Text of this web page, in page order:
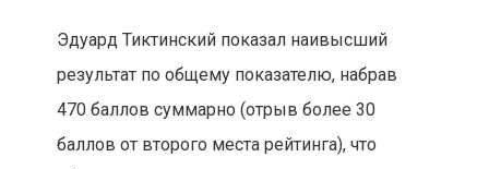
Эдуард Тиктинский показал наивысший
результат по общему показателю, набрав
470 баллов суммарно (отрыв более 30
баллов от второго места рейтинга), что